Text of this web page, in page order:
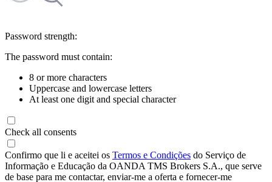
Password strength:
The password must contain:
8 or more characters
Uppercase and lowercase letters
At least one digit and special character
Check all consents
Confirmo que li e aceitei os Termos e Condições do Serviço de
Informação e Educação da OANDA TMS Brokers S.A., que serve
de base para me contactar, enviar-me a oferta e fornecer-me